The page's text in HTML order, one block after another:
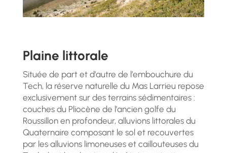
Plaine littorale
Située de part et d’autre de l’embouchure du
Tech, la réserve naturelle du Mas Larrieu repose
exclusivement sur des terrains sédimentaires :
couches du Pliocène de l’ancien golfe du
Roussillon en profondeur, alluvions littorales du
Quaternaire composant le sol et recouvertes
par les alluvions limoneuses et caillouteuses du